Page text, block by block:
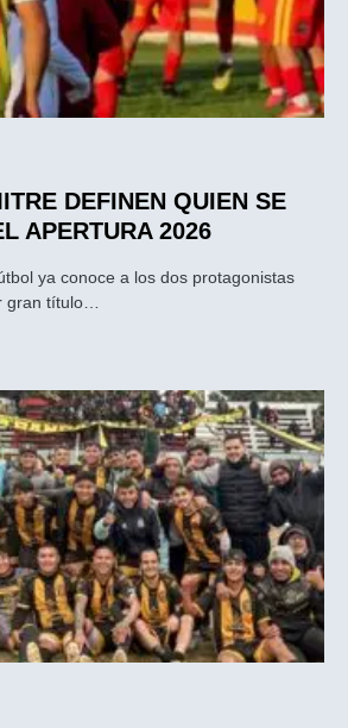
DEFINEN QUIEN SE
APERTURA 2026
ya conoce a los dos protagonistas
gran título…